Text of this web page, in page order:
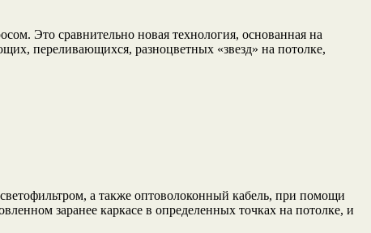
Это сравнительно новая технология, основанная на
переливающихся, разноцветных «звезд» на потолке,
а также оптоволоконный кабель, при помощи
заранее каркасе в определенных точках на потолке, и